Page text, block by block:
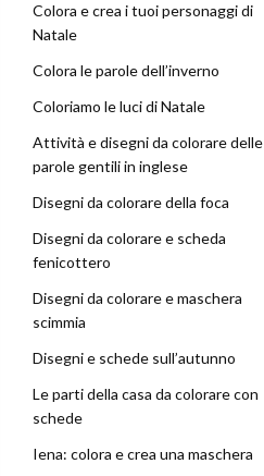
Colora e crea i tuoi personaggi di
Natale
Colora le parole dell’inverno
Coloriamo le luci di Natale
Attività e disegni da colorare delle
parole gentili in inglese
Disegni da colorare della foca
Disegni da colorare e scheda
fenicottero
Disegni da colorare e maschera
scimmia
Disegni e schede sull’autunno
Le parti della casa da colorare con
schede
Iena: colora e crea una maschera